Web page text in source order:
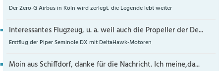
Der Zero-G Airbus in Köln wird zerlegt, die Legende lebt weiter
Interessantes Flugzeug, u. a. weil auch die Propeller der De...
Erstflug der Piper Seminole DX mit DeltaHawk-Motoren
Moin aus Schiffdorf, danke für die Nachricht. Ich meine,da...